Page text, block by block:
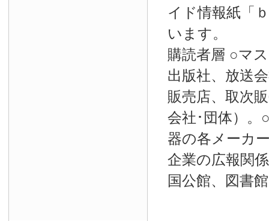
イド情報紙「
います。
購読者層 ○マ
出版社、放送
販売店、取次
会社･団体）。
器の各メーカ
企業の広報関
国公館、図書